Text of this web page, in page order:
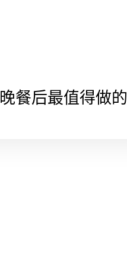
餐后最值得做的